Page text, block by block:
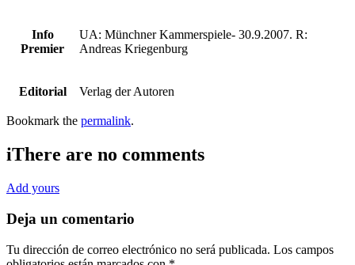
Info
Premier
UA: Münchner Kammerspiele- 30.9.2007. R:
Andreas Kriegenburg
Editorial Verlag der Autoren
Bookmark the permalink.
iThere are no comments
Add yours
Deja un comentario
Tu dirección de correo electrónico no será publicada. Los campos